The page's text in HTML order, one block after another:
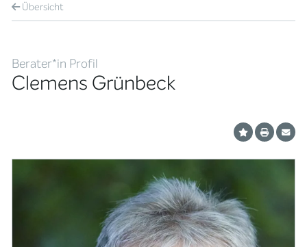
Übersicht
Berater*in Profil
Clemens Grünbeck